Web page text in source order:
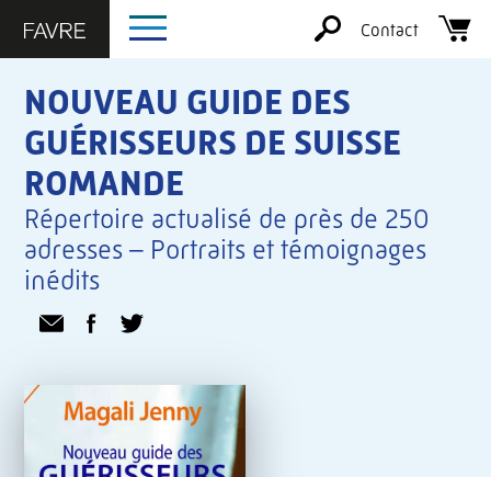
Contact
NOUVEAU GUIDE DES
GUÉRISSEURS DE SUISSE
ROMANDE
Répertoire actualisé de près de 250
adresses – Portraits et témoignages
inédits